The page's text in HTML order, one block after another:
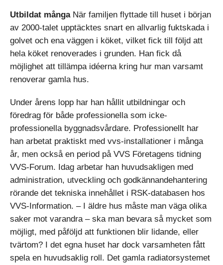
Utbildat mångaNär familjen flyttade till huset i början
av 2000-talet upptäcktes snart en allvarlig fuktskada i
golvet och ena väggen i köket, vilket fick till följd att
hela köket renoverades i grunden. Han fick då
möjlighet att tillämpa idéerna kring hur man varsamt
renoverar gamla hus.
Under årens lopp har han hållit utbildningar och
föredrag för både professionella som icke-
professionella byggnadsvårdare. Professionellt har
han arbetat praktiskt med vvs-installationer i många
år, men också en period på VVS Företagens tidning
VVS-Forum. Idag arbetar han huvudsakligen med
administration, utveckling och godkännandehantering
rörande det tekniska innehållet i RSK-databasen hos
VVS-Information. – I äldre hus måste man väga olika
saker mot varandra – ska man bevara så mycket som
möjligt, med påföljd att funktionen blir lidande, eller
tvärtom? I det egna huset har dock varsamheten fått
spela en huvudsaklig roll. Det gamla radiatorsystemet